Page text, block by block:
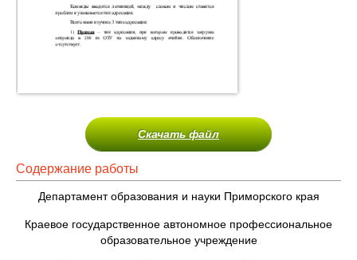
Скачать файл
Содержание работы
Департамент образования и науки Приморского края
Краевое государственное автономное профессиональное
образовательное учреждение